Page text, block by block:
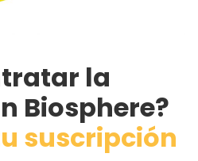
la
Biosphere?
suscripción